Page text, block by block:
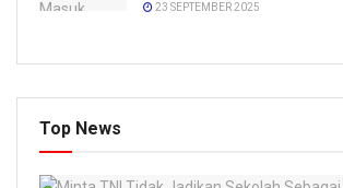
23 SEPTEMBER 2025
Top News